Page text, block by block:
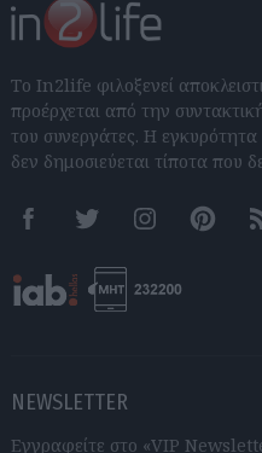
Το In2life φιλοξενεί
προέρχεται από την
του συνεργάτες. Η εγκυρότητα
δεν δημοσιεύεται τίποτα που
FacebookTwitter Instagram
NEWSLETTER
Εγγραφείτε στο «VIP